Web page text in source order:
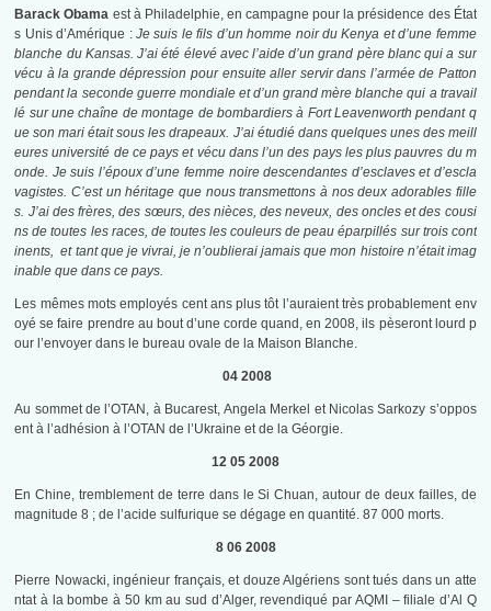
Barack Obama est à Philadelphie, en campagne pour la présidence des État
s Unis d’Amérique : Je suis le fils d’un homme noir du Kenya et d’une femme
blanche du Kansas. J’ai été élevé avec l’aide d’un grand père blanc qui a sur
vécu à la grande dépression pour ensuite aller servir dans l’armée de Patton
pendant la seconde guerre mondiale et d’un grand mère blanche qui a travail
lé sur une chaîne de montage de bombardiers à Fort Leavenworth pendant q
ue son mari était sous les drapeaux. J’ai étudié dans quelques unes des meill
eures université de ce pays et vécu dans l’un des pays les plus pauvres du m
onde. Je suis l’époux d’une femme noire descendantes d’esclaves et d’escla
vagistes. C’est un héritage que nous transmettons à nos deux adorables fille
s. J’ai des frères, des sœurs, des nièces, des neveux, des oncles et des cousi
ns de toutes les races, de toutes les couleurs de peau éparpillés sur trois cont
inents, et tant que je vivrai, je n’oublierai jamais que mon histoire n’était imag
inable que dans ce pays.
Les mêmes mots employés cent ans plus tôt l’auraient très probablement env
oyé se faire prendre au bout d’une corde quand, en 2008, ils pèseront lourd p
our l’envoyer dans le bureau ovale de la Maison Blanche.
04 2008
Au sommet de l’OTAN, à Bucarest, Angela Merkel et Nicolas Sarkozy s’oppos
ent à l’adhésion à l’OTAN de l’Ukraine et de la Géorgie.
12 05 2008
En Chine, tremblement de terre dans le Si Chuan, autour de deux failles, de
magnitude 8 ; de l’acide sulfurique se dégage en quantité. 87 000 morts.
8 06 2008
Pierre Nowacki, ingénieur français, et douze Algériens sont tués dans un atte
ntat à la bombe à 50 km au sud d’Alger, revendiqué par AQMI – filiale d’Al Q